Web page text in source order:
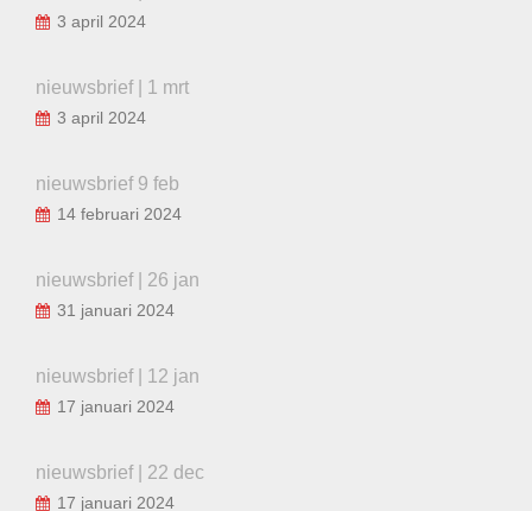
3 april 2024
nieuwsbrief | 1 mrt
3 april 2024
nieuwsbrief 9 feb
14 februari 2024
nieuwsbrief | 26 jan
31 januari 2024
nieuwsbrief | 12 jan
17 januari 2024
nieuwsbrief | 22 dec
17 januari 2024